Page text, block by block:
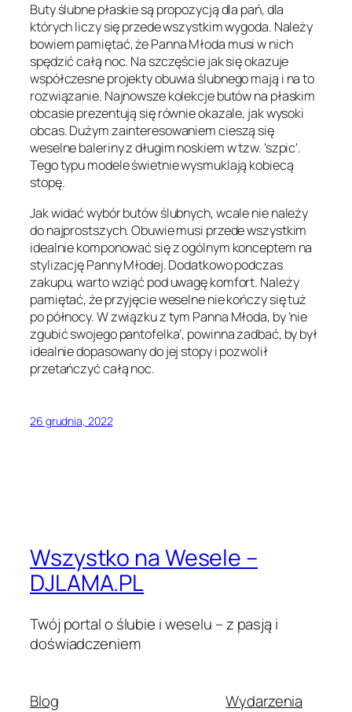
Buty ślubne płaskie są propozycją dla pań, dla
których liczy się przede wszystkim wygoda. Należy
bowiem pamiętać, że Panna Młoda musi w nich
spędzić całą noc. Na szczęście jak się okazuje
współczesne projekty obuwia ślubnego mają i na to
rozwiązanie. Najnowsze kolekcje butów na płaskim
obcasie prezentują się równie okazale, jak wysoki
obcas. Dużym zainteresowaniem cieszą się
weselne baleriny z długim noskiem w tzw. 'szpic’.
Tego typu modele świetnie wysmuklają kobiecą
stopę.
Jak widać wybór butów ślubnych, wcale nie należy
do najprostszych. Obuwie musi przede wszystkim
idealnie komponować się z ogólnym konceptem na
stylizację Panny Młodej. Dodatkowo podczas
zakupu, warto wziąć pod uwagę komfort. Należy
pamiętać, że przyjęcie weselne nie kończy się tuż
po północy. W związku z tym Panna Młoda, by 'nie
zgubić swojego pantofelka’, powinna zadbać, by był
idealnie dopasowany do jej stopy i pozwolił
przetańczyć całą noc.
26 grudnia, 2022
Wszystko na Wesele –
DJLAMA.PL
Twój portal o ślubie i weselu – z pasją i
doświadczeniem
Blog
Wydarzenia